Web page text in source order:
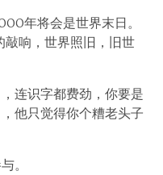
年将会是世界末日。
敲响，世界照旧，旧世
连识字都费劲，你要是
他只觉得你个糟老头子
。